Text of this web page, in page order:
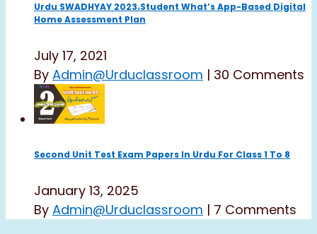
Urdu SWADHYAY 2023،Student What’s App-Based Digital
Home Assessment Plan
July 17, 2021
By Admin@urduclassroom | 30 Comments
Second Unit Test Exam Papers In Urdu For Class 1 To 8
January 13, 2025
By Admin@urduclassroom | 7 Comments